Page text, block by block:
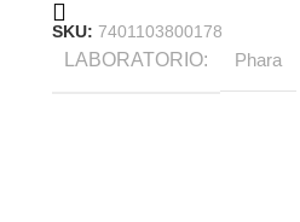
SKU: 7401103800178
LABORATORIO Phara